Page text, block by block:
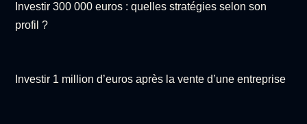
Investir 300 000 euros : quelles stratégies selon son
profil ?
Investir 1 million d’euros après la vente d’une entreprise